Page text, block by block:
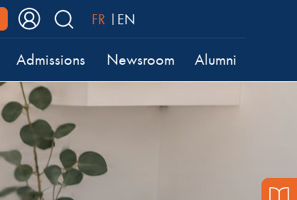
FR EN
Admissions Newsroom Alumni